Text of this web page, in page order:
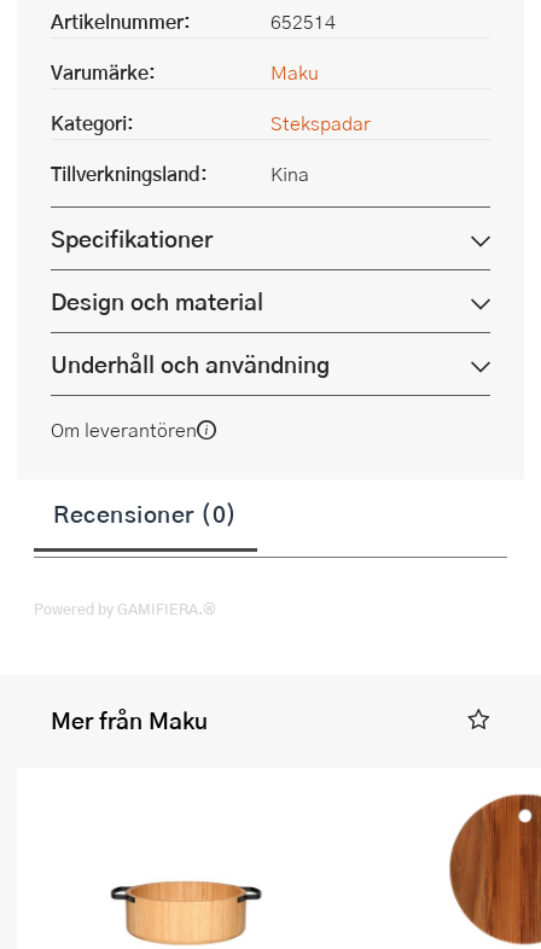
Artikelnummer:
652514
Varumärke:
Maku
Kategori:
Stekspadar
Tillverkningsland:
Kina
Specifikationer
Design och material
Underhåll och användning
Om leverantören
Recensioner (0)
Powered by GAMIFIERA.®
Mer från Maku